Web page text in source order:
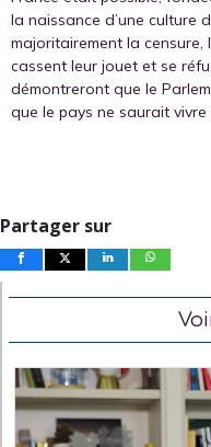
la naissance d’une culture
majoritairement la
cassent leur jouet et se
démontreront que le
que le pays ne saurait
Partager sur